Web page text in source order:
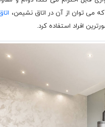
می توان از آن در اتاق نشیمن،
افراد استفاده کرد.